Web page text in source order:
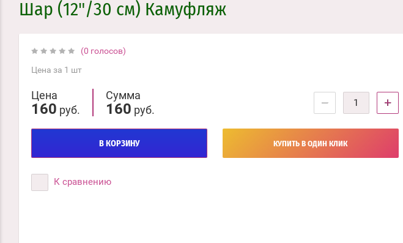
Шар (12"/30 см) Камуфляж
(0 голосов)
Цена за 1 шт
Цена
160 руб.
Сумма
160 руб.
− +
В КОРЗИНУ КУПИТЬ В ОДИН КЛИК
К сравнению